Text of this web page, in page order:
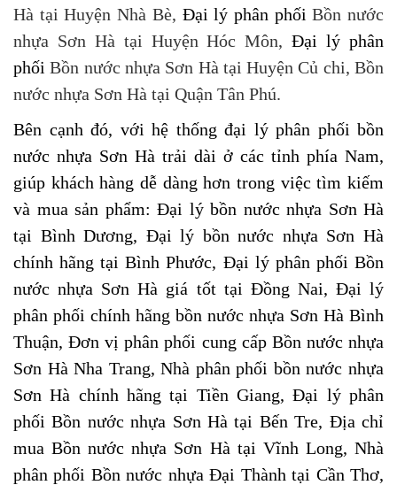
Hà tại Huyện Nhà Bè, Đại lý phân phốiBồn nước
nhựa Sơn Hà tại Huyện Hóc Môn,Đại lý phân
phốiBồn nước nhựa Sơn Hà tại Huyện Củ chi, Bồn
nước nhựa Sơn Hà tại Quận Tân Phú.
Bên cạnh đó, với hệ thống đại lý phân phối bồn
nước nhựa Sơn Hà trải dài ở các tỉnh phía Nam,
giúp khách hàng dễ dàng hơn trong việc tìm kiếm
và mua sản phẩm: Đại lý bồn nước nhựa Sơn Hà
tại Bình Dương, Đại lý bồn nước nhựa Sơn Hà
chính hãng tại Bình Phước, Đại lý phân phối Bồn
nước nhựa Sơn Hà giá tốt tại Đồng Nai, Đại lý
phân phối chính hãng bồn nước nhựa Sơn Hà Bình
Thuận, Đơn vị phân phối cung cấp Bồn nước nhựa
Sơn Hà Nha Trang, Nhà phân phối bồn nước nhựa
Sơn Hà chính hãng tại Tiền Giang, Đại lý phân
phối Bồn nước nhựa Sơn Hà tại Bến Tre, Địa chỉ
mua Bồn nước nhựa Sơn Hà tại Vĩnh Long, Nhà
phân phối Bồn nước nhựa Đại Thành tại Cần Thơ,